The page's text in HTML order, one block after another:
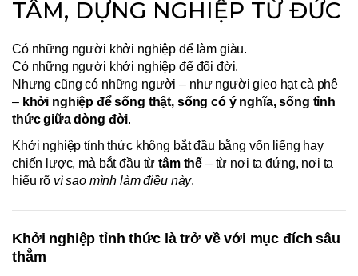
TÂM, DỰNG NGHIỆP TỪ ĐỨC
Có những người khởi nghiệp để làm giàu.
Có những người khởi nghiệp để đổi đời.
Nhưng cũng có những người – như người gieo hạt cà phê
– khởi nghiệp để sống thật, sống có ý nghĩa, sống tỉnh
thức giữa dòng đời.
Khởi nghiệp tỉnh thức không bắt đầu bằng vốn liếng hay
chiến lược, mà bắt đầu từtâm thế – từ nơi ta đứng, nơi ta
hiểu rõ vì sao mình làm điều này.
Khởi nghiệp tỉnh thức là trở về với mục đích sâu
thẳm